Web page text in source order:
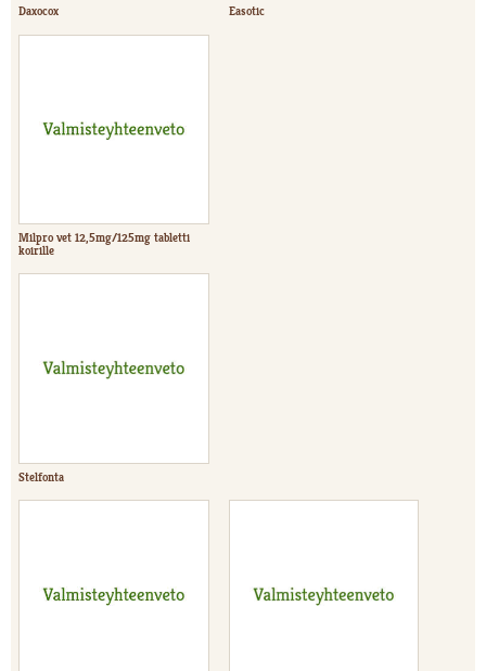
Daxocox Easotic
Milpro vet 12,5mg/125mg tabletti
koirille
Stelfonta